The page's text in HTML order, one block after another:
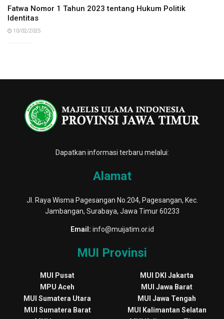
Fatwa Nomor 1 Tahun 2023 tentang Hukum Politik
Identitas
10/02/2025
Dapatkan informasi terbaru melalui:
Alamat
Jl. Raya Wisma Pagesangan No.204, Pagesangan, Kec.
Jambangan, Surabaya, Jawa Timur 60233
Email: info@muijatim.or.id
MUI Provinsi
MUI Pusat
MPU Aceh
MUI Sumatera Utara
MUI Sumatera Barat
MUI DKI Jakarta
MUI Jawa Barat
MUI Jawa Tengah
MUI Kalimantan Selatan